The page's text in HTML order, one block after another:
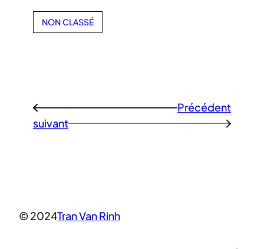
NON CLASSÉ
←
Précédent
suivant
→
© 2024Tran Van Rinh